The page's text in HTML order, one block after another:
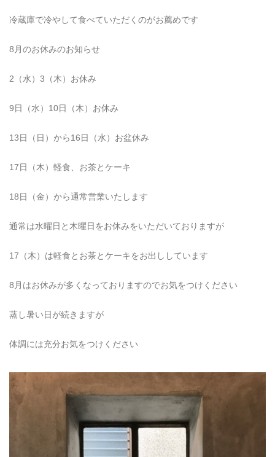
冷蔵庫で冷やして食べていただくのがお薦めです
8月のお休みのお知らせ
2（水）3（木）お休み
9日（水）10日（木）お休み
13日（日）から16日（水）お盆休み
17日（木）軽食、お茶とケーキ
18日（金）から通常営業いたします
通常は水曜日と木曜日をお休みをいただいておりますが
17（木）は軽食とお茶とケーキをお出ししています
8月はお休みが多くなっておりますのでお気をつけください
蒸し暑い日が続きますが
体調には充分お気をつけください